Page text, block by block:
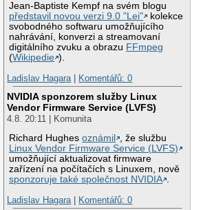
Jean-Baptiste Kempf na svém blogu
představil novou verzi 9.0 "Lei"
kolekce
svobodného softwaru umožňujícího
nahrávání, konverzi a streamovaní
digitálního zvuku a obrazu FFmpeg
(Wikipedie ).
Ladislav Hagara| Komentářů: 0
NVIDIA sponzorem služby Linux
Vendor Firmware Service (LVFS)
4.8. 20:11 | Komunita
Richard Hughesoznámil
, že službu
Linux Vendor Firmware Service (LVFS)
umožňující aktualizovat firmware
zařízení na počítačích s Linuxem, nově
sponzoruje také společnost NVIDIA .
Ladislav Hagara| Komentářů: 0